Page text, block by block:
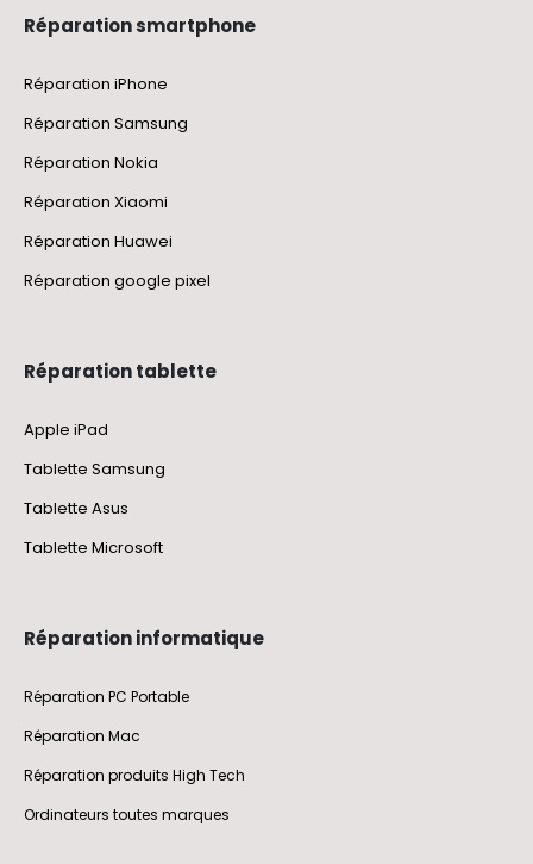
Réparation smartphone
Réparation iPhone
Réparation Samsung
Réparation Nokia
Réparation Xiaomi
Réparation Huawei
Réparation google pixel
Réparation tablette
Apple iPad
Tablette Samsung
Tablette Asus
Tablette Microsoft
Réparation informatique
Réparation PC Portable
Réparation Mac
Réparation produits High Tech
Ordinateurs toutes marques